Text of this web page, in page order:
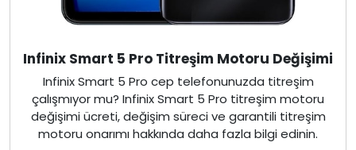
Infinix Smart 5 Pro Titreşim Motoru Değişimi
Infinix Smart 5 Pro cep telefonunuzda titreşim
çalışmıyor mu? Infinix Smart 5 Pro titreşim motoru
değişimi ücreti, değişim süreci ve garantili titreşim
motoru onarımı hakkında daha fazla bilgi edinin.